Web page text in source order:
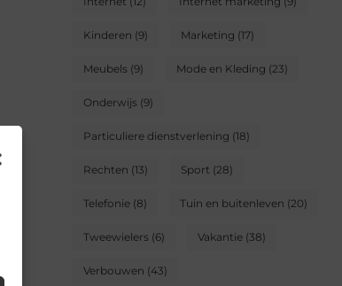
Kinderen (9) Marketing (17)
Meubels (9) Mode en Kleding (23)
Onderwijs (9)
Particuliere dienstverlening (18)
Rechten (13) Sport (28)
Telefonie (8) Tuin en buitenleven (20)
Tweewielers (6) Vakantie (38)
Verbouwen (43)